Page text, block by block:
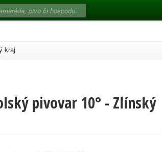
kraj
pivovar 10° - Zlínský